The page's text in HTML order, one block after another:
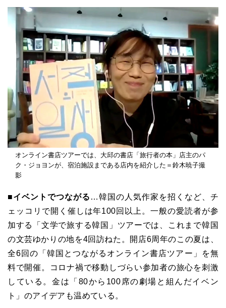
オンライン書店ツアーでは、大邱の書店「旅行者の本」店主のパ
ク・ジョヨンが、宿泊施設まである店内を紹介した＝鈴木暁子撮
影
■イベントでつながる …韓国の人気作家を招くなど、チ
ェッコリで開く催しは年100回以上。一般の愛読者が参
加する「文学で旅する韓国」ツアーでは、これまで韓国
の文芸ゆかりの地を4回訪ねた。開店6周年のこの夏は、
全6回の「韓国とつながるオンライン書店ツアー」を無
料で開催。コロナ禍で移動しづらい参加者の旅心を刺激
している。金は「80から100席の劇場と組んだイベン
ト」のアイデアも温めている。